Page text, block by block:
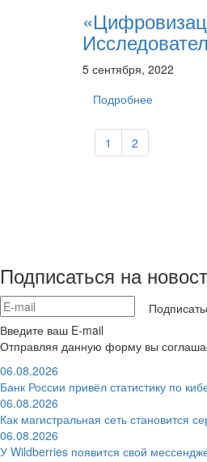
5 сентября, 2022
Подробнее
1 2
Подписаться на
Введите ваш E-mail
Отправляя данную форму вы
06.08.2026
Банк России привёл статистику по
06.08.2026
Как магистральная сеть становится
06.08.2026
У Wildberries появится свой